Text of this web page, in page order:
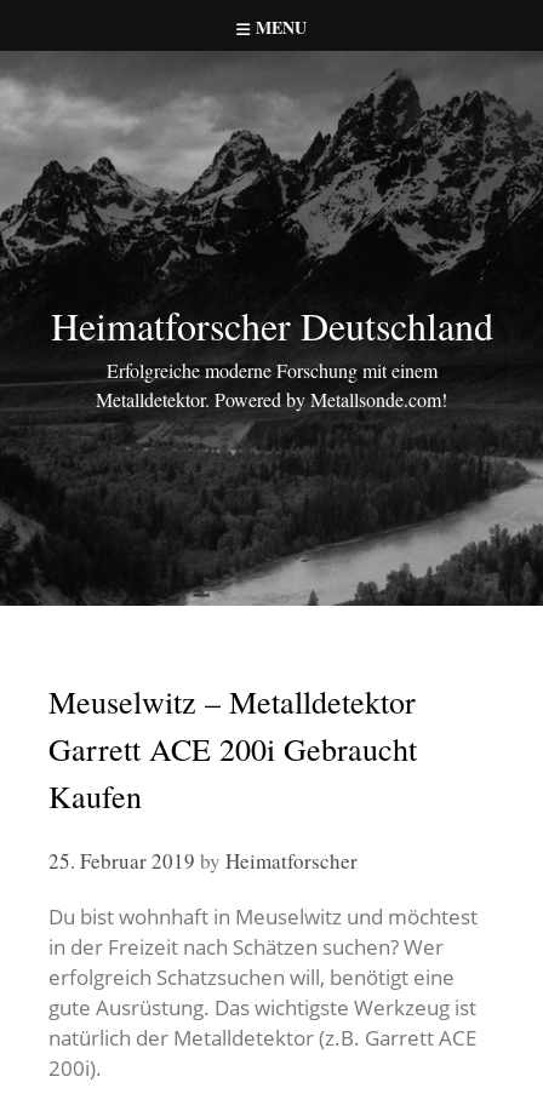
to
content
MENU
Heimatforscher Deutschland
Erfolgreiche moderne Forschung mit einem
Metalldetektor. Powered by Metallsonde.com!
Meuselwitz – Metalldetektor
Garrett ACE 200i Gebraucht
Kaufen
25. Februar 2019 by Heimatforscher
Du bist wohnhaft in Meuselwitz und möchtest
in der Freizeit nach Schätzen suchen? Wer
erfolgreich Schatzsuchen will, benötigt eine
gute Ausrüstung. Das wichtigste Werkzeug ist
natürlich der Metalldetektor (z.B. Garrett ACE
200i).